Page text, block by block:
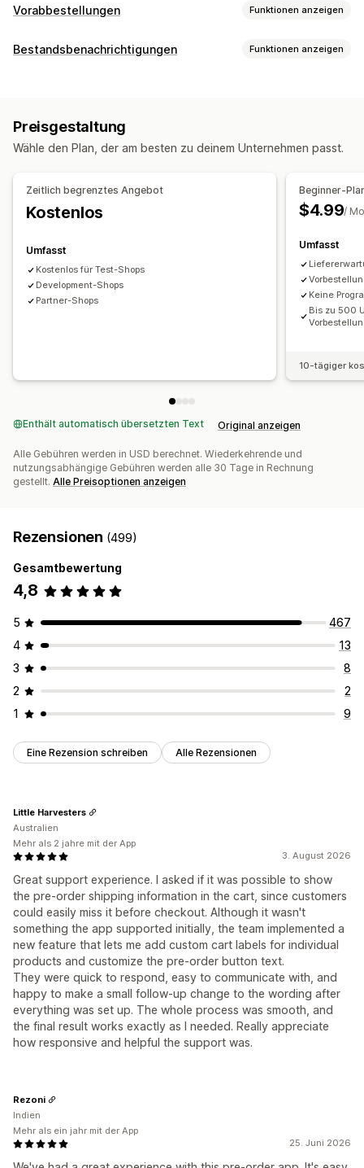
Vorabbestellungen Funktionen anzeigen
Art der Bestellung
Anpassung
Schaltflächen
Benutzerdefinierter Text
Zahlungsoptionen
Anzahlungen Zahlungsaufschübe
Gemischter Warenkorb
Bestandsbenachrichtigungen Funktionen anzeigen
Anpassung
Analysen und Berichte
Leistungsberichte
Preisgestaltung
Wähle den Plan, der am besten zu deinem Unternehmen passt.
Zeitlich begrenztes Angebot
Kostenlos
Umfasst
Kostenlos für Test-Shops
Development-Shops
Partner-Shops
Beginner-
$4.99/
Umfasst
Keine
Bis zu 500
10-tägiger
Enthält automatisch übersetzten Text Original anzeigen
Alle Gebühren werden in USD berechnet. Wiederkehrende und
nutzungsabhängige Gebühren werden alle 30 Tage in Rechnung
gestellt. Alle Preisoptionen anzeigen
Rezensionen (499)
Gesamtbewertung
4,8
5
467
4
13
3
8
2
2
1
9
Eine Rezension schreiben Alle Rezensionen
3. August 2026
Great support experience. I asked if it was possible to show
the pre-order shipping information in the cart, since customers
could easily miss it before checkout. Although it wasn't
something the app supported initially, the team implemented a
new feature that lets me add custom cart labels for individual
products and customize the pre-order button text.
They were quick to respond, easy to communicate with, and
happy to make a small follow-up change to the wording after
everything was set up. The whole process was smooth, and
the final result works exactly as I needed. Really appreciate
how responsive and helpful the support was.
Little Harvesters
Australien
Mehr als 2 jahre mit der App
25. Juni 2026
Rezoni
Indien
Mehr als ein jahr mit der App